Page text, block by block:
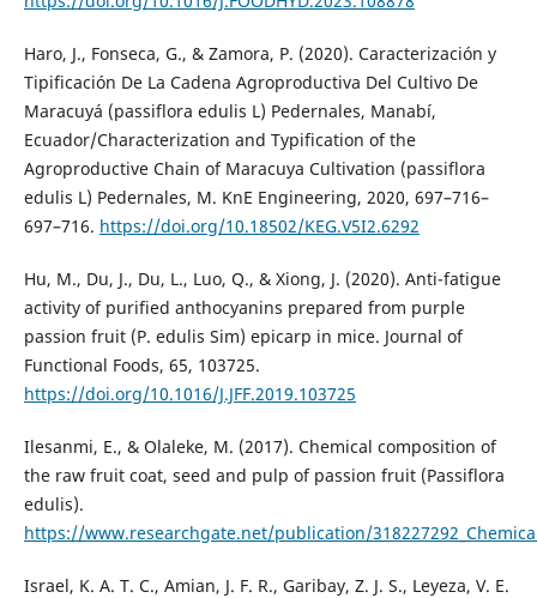
Haro, J., Fonseca, G., & Zamora, P. (2020). Caracterización y
Tipificación De La Cadena Agroproductiva Del Cultivo De
Maracuyá (passiflora edulis L) Pedernales, Manabí,
Ecuador/Characterization and Typification of the
Agroproductive Chain of Maracuya Cultivation (passiflora
edulis L) Pedernales, M. KnE Engineering, 2020, 697–716–
697–716. https://doi.org/10.18502/KEG.V5I2.6292
Hu, M., Du, J., Du, L., Luo, Q., & Xiong, J. (2020). Anti-fatigue
activity of purified anthocyanins prepared from purple
passion fruit (P. edulis Sim) epicarp in mice. Journal of
Functional Foods, 65, 103725.
https://doi.org/10.1016/J.JFF.2019.103725
Ilesanmi, E., & Olaleke, M. (2017). Chemical composition of
the raw fruit coat, seed and pulp of passion fruit (Passiflora
edulis).
https://www.researchgate.net/publication/
Israel, K. A. T. C., Amian, J. F. R., Garibay, Z. J. S., Leyeza, V. E.